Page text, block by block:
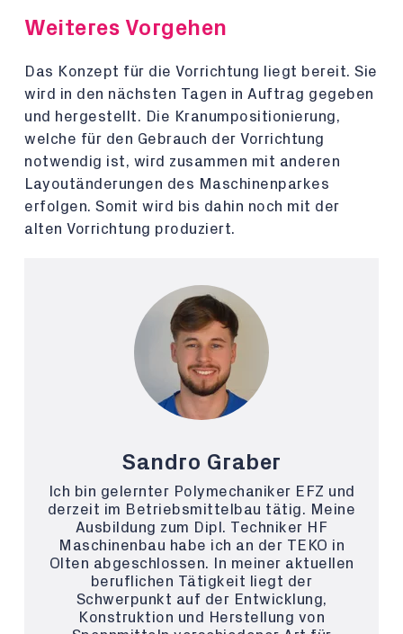
Weiteres Vorgehen
Das Konzept für die Vorrichtung liegt bereit. Sie
wird in den nächsten Tagen in Auftrag gegeben
und hergestellt. Die Kranumpositionierung,
welche für den Gebrauch der Vorrichtung
notwendig ist, wird zusammen mit anderen
Layoutänderungen des Maschinenparkes
erfolgen. Somit wird bis dahin noch mit der
alten Vorrichtung produziert.
Sandro Graber
Ich bin gelernter Polymechaniker EFZ und
derzeit im Betriebsmittelbau tätig. Meine
Ausbildung zum Dipl. Techniker HF
Maschinenbau habe ich an der TEKO in
Olten abgeschlossen. In meiner aktuellen
beruflichen Tätigkeit liegt der
Schwerpunkt auf der Entwicklung,
Konstruktion und Herstellung von